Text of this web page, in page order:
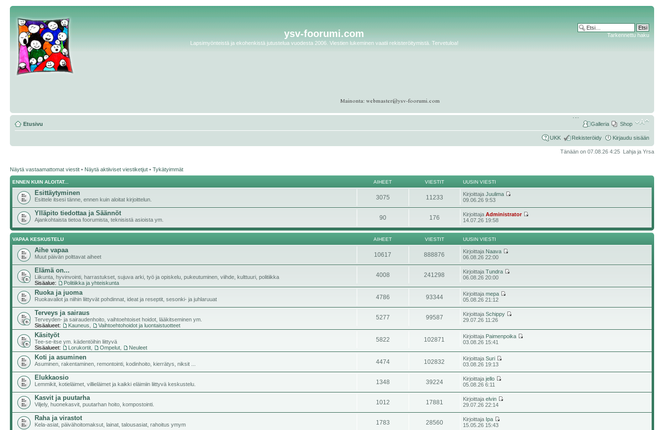
ysv-foorumi.com
Lapsimyönteistä ja ekohenkistä jutustelua vuodesta 2006. Viestien lukeminen vaatii rekisteröitymistä. Tervetuloa!
Tarkennettu haku
Etusivu Shop
Galleria
UKK Rekisteröidy Kirjaudu sisään
Tänään on 07.08.26 4:25 Lahja ja Yrsa
Näytä vastaamattomat viestit • Näytä aktiiviset viestiketjut • Tykätyimmät
ENNEN KUIN ALOITAT... AIHEET VIESTIT UUSIN VIESTI
Esittäytyminen
Esittele itsesi tänne, ennen kuin aloitat kirjoittelun. 3075 11233 KirjoittajaJuulima
09.06.26 9:53
Ylläpito tiedottaa ja Säännöt
Ajankohtaista tietoa foorumista, teknisistä asioista ym. 90 176 KirjoittajaAdministrator
14.07.26 19:58
VAPAA KESKUSTELU AIHEET VIESTIT UUSIN VIESTI
Aihe vapaa
Muut päivän polttavat aiheet 10617 888876 Kirjoittaja Naava
06.08.26 22:00
Elämä on...
Liikunta, hyvinvointi, harrastukset, sujuva arki, työ ja opiskelu, pukeutuminen, viihde, kulttuuri, politiikka
Sisäalue:
Politiikka ja yhteiskunta
4008 241298 KirjoittajaTundra
06.08.26 20:00
Ruoka ja juoma
Ruokavaliot ja niihin liittyvät pohdinnat, ideat ja reseptit, sesonki- ja juhlaruuat 4786 93344 Kirjoittajamepa
05.08.26 21:12
Terveys ja sairaus
Terveyden- ja sairaudenhoito, vaihtoehtoiset hoidot, lääkitseminen ym.
Sisäalueet:
Kauneus Vaihtoehtohoidot ja luontaistuotteet
5277 99587 KirjoittajaSchippy
29.07.26 11:26
Käsityöt
Tee-se-itse ym. kädentöihin liittyvä
Sisäalueet:
Lorukortit Ompelut Neuleet
5822 102871 Kirjoittaja Paimenpoika
03.08.26 15:41
Koti ja asuminen
Asuminen, rakentaminen, remontointi, kodinhoito, kierrätys, niksit ... 4474 102832 KirjoittajaSuri
03.08.26 19:13
Elukkaosio
Lemmikit, kotieläimet, villieläimet ja kaikki eläimiin liittyvä keskustelu. 1348 39224 Kirjoittajajello
05.08.26 6:11
Kasvit ja puutarha
Viljely, huonekasvit, puutarhan hoito, kompostointi. 1012 17881 Kirjoittajaelvin
29.07.26 22:14
Raha ja virastot
Kela-asiat, päivähoitomaksut, lainat, talousasiat, rahoitus ymym 1783 28560 Kirjoittaja Ipa
15.05.26 15:43